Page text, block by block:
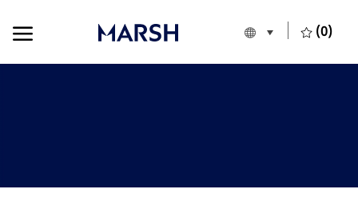
Language
English (0)